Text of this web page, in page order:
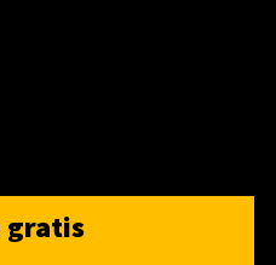
gratis